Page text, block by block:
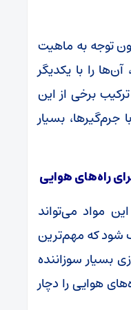
توجه به ماهیت
را با یکدیگر
برخی از این
جرم‌گیرها، بسیار
راه‌های هوایی
مواد می‌تواند
شود که مهم‌ترین
بسیار سوزاننده
هوایی را دچار